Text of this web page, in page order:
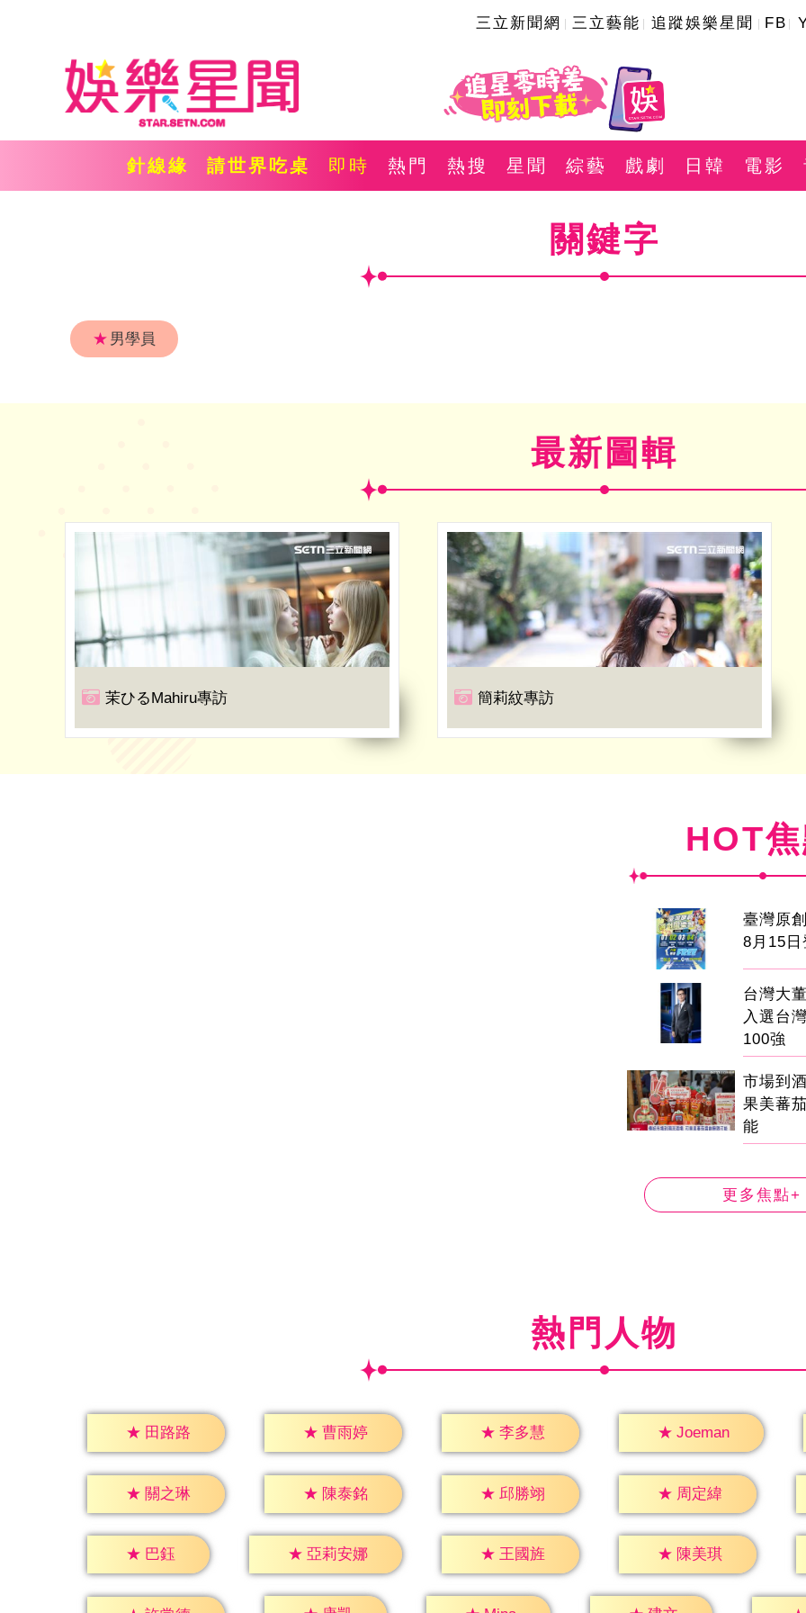
三立新聞網 三立藝能 追蹤娛樂星聞 FB
針線緣 請世界吃桌 即時 熱門 熱搜 星聞 綜藝 戲劇 日韓 電影
關鍵字
★ 男學員
最新圖輯
茉ひるMahiru專訪 簡莉紋專訪
HOT
臺灣原
8月15
台灣大
入選台
100強
市場到
果美蕃
能
更多焦點+
熱門人物
★ 田路路 ★ 曹雨婷 ★ 李多慧 ★ Joeman
★ 關之琳 ★ 陳泰銘 ★ 邱勝翊 ★ 周定緯
★ 巴鈺 ★ 亞莉安娜 ★ 王國旌 ★ 陳美琪